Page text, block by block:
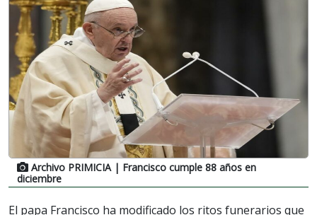
Archivo PRIMICIA | Francisco cumple 88 años en
diciembre
El papa Francisco ha modificado los ritos funerarios que